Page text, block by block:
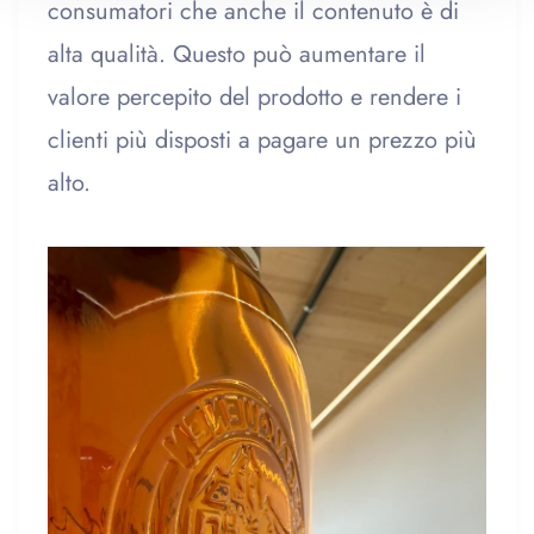
consumatori che anche il contenuto è di
alta qualità. Questo può aumentare il
valore percepito del prodotto e rendere i
clienti più disposti a pagare un prezzo più
alto.